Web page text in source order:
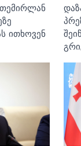
ითხოვენ